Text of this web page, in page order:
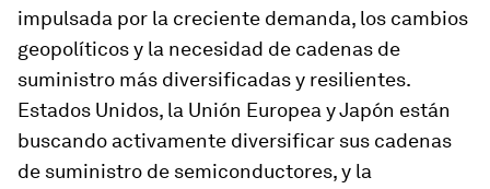
impulsada por la creciente demanda, los cambios
geopolíticos y la necesidad de cadenas de
suministro más diversificadas y resilientes.
Estados Unidos, la Unión Europea y Japón están
buscando activamente diversificar sus cadenas
de suministro de semiconductores, y la